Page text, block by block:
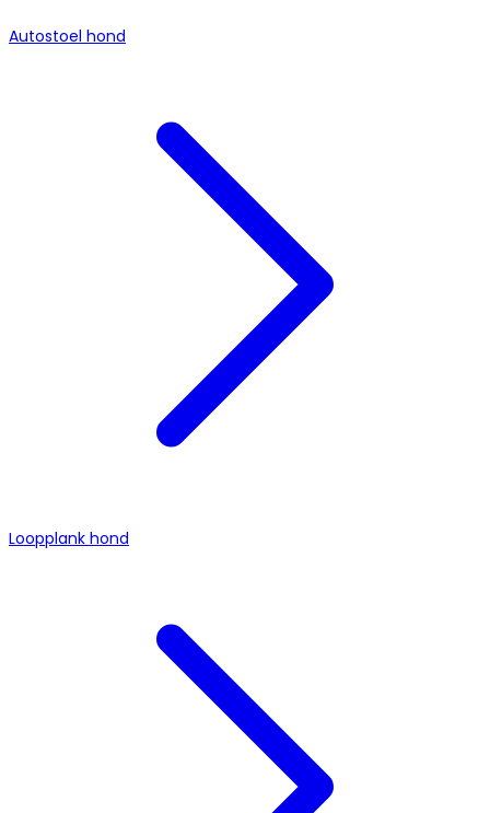
Autostoel hond
Loopplank hond